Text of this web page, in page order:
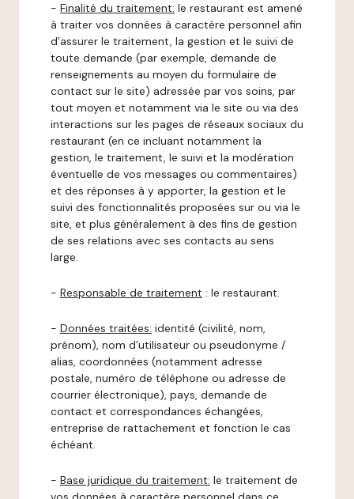
- Finalité du traitement: le restaurant est amené
à traiter vos données à caractère personnel afin
d’assurer le traitement, la gestion et le suivi de
toute demande (par exemple, demande de
renseignements au moyen du formulaire de
contact sur le site) adressée par vos soins, par
tout moyen et notamment via le site ou via des
interactions sur les pages de réseaux sociaux du
restaurant (en ce incluant notamment la
gestion, le traitement, le suivi et la modération
éventuelle de vos messages ou commentaires)
et des réponses à y apporter, la gestion et le
suivi des fonctionnalités proposées sur ou via le
site, et plus généralement à des fins de gestion
de ses relations avec ses contacts au sens
large.
- Responsable de traitement : le restaurant.
- Données traitées: identité (civilité, nom,
prénom), nom d’utilisateur ou pseudonyme /
alias, coordonnées (notamment adresse
postale, numéro de téléphone ou adresse de
courrier électronique), pays, demande de
contact et correspondances échangées,
entreprise de rattachement et fonction le cas
échéant.
- Base juridique du traitement: le traitement de